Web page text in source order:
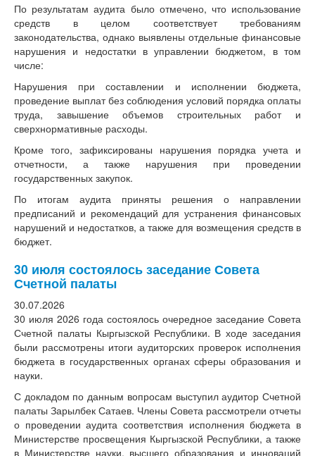
По результатам аудита было отмечено, что использование
средств в целом соответствует требованиям
законодательства, однако выявлены отдельные финансовые
нарушения и недостатки в управлении бюджетом, в том
числе:
Нарушения при составлении и исполнении бюджета,
проведение выплат без соблюдения условий порядка оплаты
труда, завышение объемов строительных работ и
сверхнормативные расходы.
Кроме того, зафиксированы нарушения порядка учета и
отчетности, а также нарушения при проведении
государственных закупок.
По итогам аудита приняты решения о направлении
предписаний и рекомендаций для устранения финансовых
нарушений и недостатков, а также для возмещения средств в
бюджет.
30 июля состоялось заседание Совета
Счетной палаты
30.07.2026
30 июля 2026 года состоялось очередное заседание Совета
Счетной палаты Кыргызской Республики. В ходе заседания
были рассмотрены итоги аудиторских проверок исполнения
бюджета в государственных органах сферы образования и
науки.
​С докладом по данным вопросам выступил аудитор Счетной
палаты Зарылбек Сатаев. Члены Совета рассмотрели отчеты
о проведении аудита соответствия исполнения бюджета в
Министерстве просвещения Кыргызской Республики, а также
в Министерстве науки, высшего образования и инноваций